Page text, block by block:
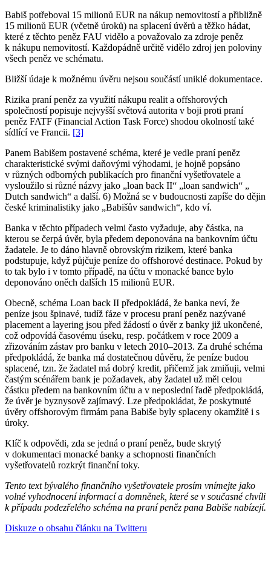
Babiš potřeboval 15 milionů EUR na nákup nemovitostí a přibližně
15 milionů EUR (včetně úroků) na splacení úvěrů a těžko hádat,
které z těchto peněz FAU vidělo a považovalo za zdroje peněz
k nákupu nemovitostí. Každopádně určitě vidělo zdroj jen poloviny
všech peněz ve schématu.
Bližší údaje k možnému úvěru nejsou součástí uniklé dokumentace.
Rizika praní peněz za využití nákupu realit a offshorových
společností popisuje nejvyšší světová autorita v boji proti praní
peněz FATF (Financial Action Task Force) shodou okolností také
sídlící ve Francii. [3]
Panem Babišem postavené schéma, které je vedle praní peněz
charakteristické svými daňovými výhodami, je hojně popsáno
v různých odborných publikacích pro finanční vyšetřovatele a
vysloužilo si různé názvy jako „loan back II“ „loan sandwich“ „
Dutch sandwich“ a další. 6) Možná se v budoucnosti zapíše do dějin
české kriminalistiky jako „Babišův sandwich“, kdo ví.
Banka v těchto případech velmi často vyžaduje, aby částka, na
kterou se čerpá úvěr, byla předem deponována na bankovním účtu
žadatele. Je to dáno hlavně obrovským rizikem, které banka
podstupuje, když půjčuje peníze do offshorové destinace. Pokud by
to tak bylo i v tomto případě, na účtu v monacké bance bylo
deponováno oněch dalších 15 milionů EUR.
Obecně, schéma Loan back II předpokládá, že banka neví, že
peníze jsou špinavé, tudíž fáze v procesu praní peněz nazývané
placement a layering jsou před žádostí o úvěr z banky již ukončené,
což odpovídá časovému úseku, resp. počátkem v roce 2009 a
zřizováním zástav pro banku v letech 2010–2013. Za druhé schéma
předpokládá, že banka má dostatečnou důvěru, že peníze budou
splacené, tzn. že žadatel má dobrý kredit, přičemž jak zmiňuji, velmi
častým scénářem bank je požadavek, aby žadatel už měl celou
částku předem na bankovním účtu a v neposlední řadě předpokládá,
že úvěr je byznysově zajímavý. Lze předpokládat, že poskytnuté
úvěry offshorovým firmám pana Babiše byly splaceny okamžitě i s
úroky.
Klíč k odpovědi, zda se jedná o praní peněz, bude skrytý
v dokumentaci monacké banky a schopnosti finančních
vyšetřovatelů rozkrýt finanční toky.
Tento text bývalého finančního vyšetřovatele prosím vnímejte jako
volné vyhodnocení informací a domněnek, které se v současné chvíli
k případu podezřelého schéma na praní peněz pana Babiše nabízejí.
Diskuze o obsahu článku na Twitteru